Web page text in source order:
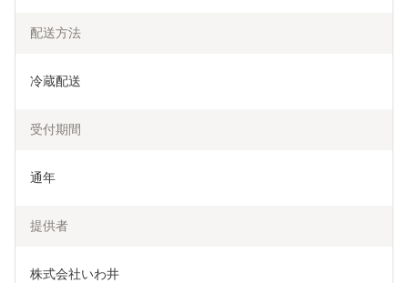
配送方法
冷蔵配送
受付期間
通年
提供者
株式会社いわ井